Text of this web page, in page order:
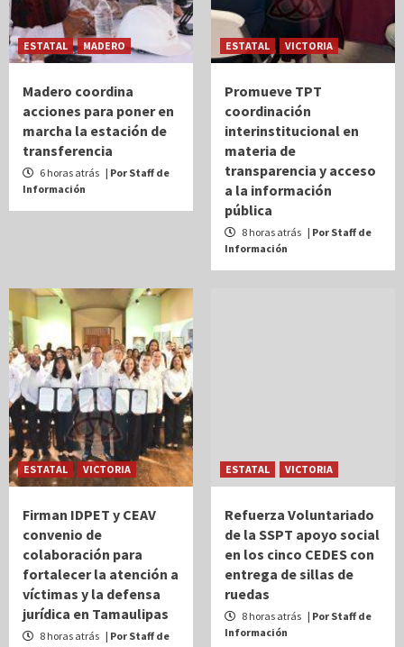
ESTATAL MADERO
Madero coordina
acciones para poner en
marcha la estación de
transferencia
6 horas atrás | Por Staff de
Información
ESTATAL VICTORIA
Promueve TPT
coordinación
interinstitucional en
materia de
transparencia y acceso
a la información
pública
8 horas atrás | Por Staff de
Información
ESTATAL VICTORIA
Firman IDPET y CEAV
convenio de
colaboración para
fortalecer la atención a
víctimas y la defensa
jurídica en Tamaulipas
8 horas atrás | Por Staff de
ESTATAL VICTORIA
Refuerza Voluntariado
de la SSPT apoyo social
en los cinco CEDES con
entrega de sillas de
ruedas
8 horas atrás | Por Staff de
Información